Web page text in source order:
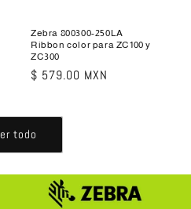
Zebra 800300-250LA
Ribbon color para ZC100 y
ZC300
Precio
$ 579.00 MXN
todo